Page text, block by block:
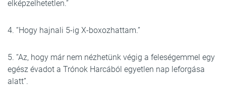
elképzelhetetlen.”
4. “Hogy hajnali 5-ig X-boxozhattam.”
5. “Az, hogy már nem nézhetünk végig a feleségemmel egy
egész évadot a Trónok Harcából egyetlen nap leforgása
alatt”.